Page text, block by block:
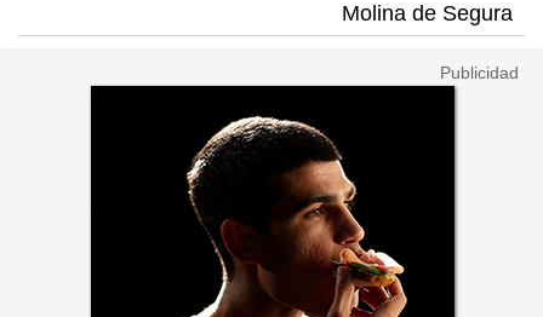
Molina de Segura